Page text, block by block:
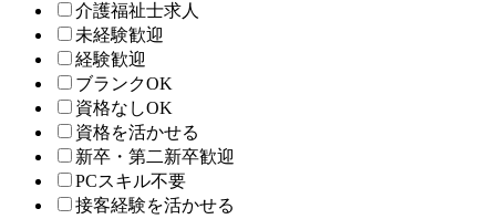
介護福祉士求人
未経験歓迎
経験歓迎
ブランクOK
資格なしOK
資格を活かせる
新卒・第二新卒歓迎
PCスキル不要
接客経験を活かせる